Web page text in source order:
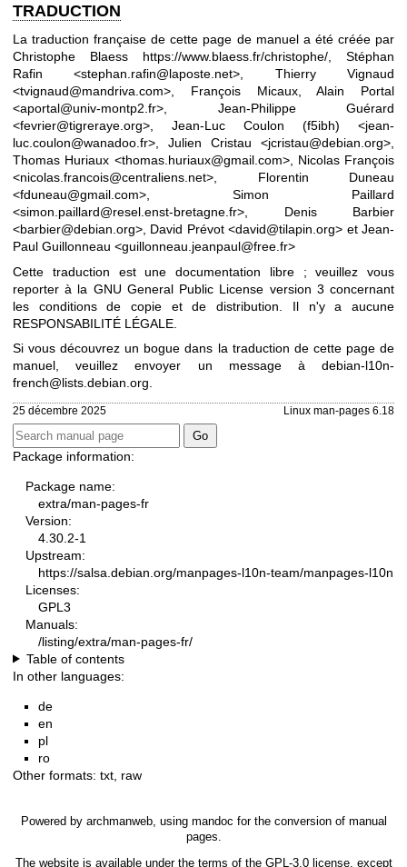
TRADUCTION
La traduction française de cette page de manuel a été créée par
Christophe Blaess https://www.blaess.fr/christophe/, Stéphan
Rafin <stephan.rafin@laposte.net>, Thierry Vignaud
<tvignaud@mandriva.com>, François Micaux, Alain Portal
<aportal@univ-montp2.fr>, Jean-Philippe Guérard
<fevrier@tigreraye.org>, Jean-Luc Coulon (f5ibh) <jean-
luc.coulon@wanadoo.fr>, Julien Cristau <jcristau@debian.org>,
Thomas Huriaux <thomas.huriaux@gmail.com>, Nicolas François
<nicolas.francois@centraliens.net>, Florentin Duneau
<fduneau@gmail.com>, Simon Paillard
<simon.paillard@resel.enst-bretagne.fr>, Denis Barbier
<barbier@debian.org>, David Prévot <david@tilapin.org> et Jean-
Paul Guillonneau <guillonneau.jeanpaul@free.fr>
Cette traduction est une documentation libre ; veuillez vous
reporter à la GNU General Public License version 3 concernant
les conditions de copie et de distribution. Il n'y a aucune
RESPONSABILITÉ LÉGALE.
Si vous découvrez un bogue dans la traduction de cette page de
manuel, veuillez envoyer un message à debian-l10n-
french@lists.debian.org
25 décembre 2025 Linux man-pages 6.18
Package information:
Package name:
extra/man-pages-fr
Version:
4.30.2-1
Upstream:
https://salsa.debian.org/manpages-l10n-team/manpages-l10n
Licenses:
GPL3
Manuals:
/listing/extra/man-pages-fr/
Table of contents
In other languages:
de
en
pl
ro
Other formats: txt raw
Powered by archmanweb, using mandoc for the conversion of manual
pages.
The website is available under the terms of the GPL-3.0license, except